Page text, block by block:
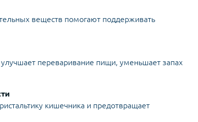
веществ помогают поддерживать
переваривание пищи, уменьшает запах
кишечника и предотвращает